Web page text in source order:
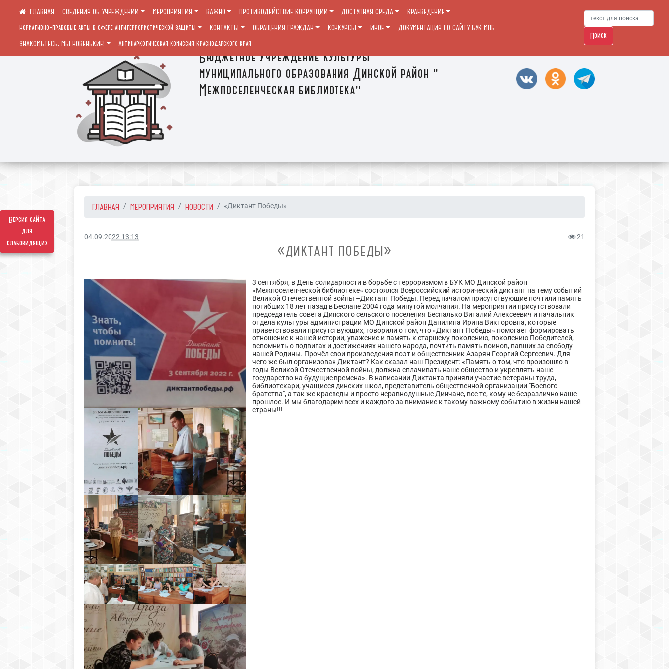
Версия сайта
для
слабовидящих
Бюджетное учреждение культуры
муниципального образования Динской район "
Межпоселенческая библиотека"
СВЕДЕНИЯ ОБ УЧРЕЖДЕНИИ МЕРОПРИЯТИЯ ВАЖНО ПРОТИВОДЕЙСТВИЕ КОРРУПЦИИ ДОСТУПНАЯ СРЕДА
КРАЕВЕДЕНИЕ
Нормативно-правовые акты в сфере антитеррористической защиты
КОНТАКТЫ ОБРАЩЕНИЯ ГРАЖДАН КОНКУРСЫ ИНОЕ
ДОКУМЕНТАЦИЯ ПО САЙТУ БУК МПБ
ЗНАКОМЬТЕСЬ, МЫ НОВЕНЬКИЕ!
Антинаркотическая комиссия Краснодарского края
Поиск
ГЛАВНАЯ МЕРОПРИЯТИЯ НОВОСТИ «Диктант Победы»
04.09.2022 13:13 21
«ДИКТАНТ ПОБЕДЫ»
3 сентября, в День солидарности в борьбе с терроризмом в БУК МО Динской район
«Межпоселенческой библиотеке» состоялся Всероссийский исторический диктант на тему событий
Великой Отечественной войны –Диктант Победы. Перед началом присутствующие почтили память
погибших 18 лет назад в Беслане 2004 года минутой молчания. На мероприятии присутствовали
председатель совета Динского сельского поселения Беспалько Виталий Алексеевич и начальник
отдела культуры администрации МО Динской район Данилина Ирина Викторовна, которые
приветствовали присутствующих, говорили о том, что «Диктант Победы» помогает формировать
отношение к нашей истории, уважение и память к старшему поколению, поколению Победителей,
вспомнить о подвигах и достижениях нашего народа, почтить память воинов, павших за свободу
нашей Родины. Прочёл свои произведения поэт и общественник Азарян Георгий Сергеевич. Для
чего же был организован Диктант? Как сказал наш Президент: «Память о том, что произошло в
годы Великой Отечественной войны, должна сплачивать наше общество и укреплять наше
государство на будущие времена». В написании Диктанта приняли участие ветераны труда,
библиотекари, учащиеся динских школ, представитель общественной организации "Боевого
братства", а так же краеведы и просто неравнодушные Динчане, все те, кому не безразлично наше
прошлое. И мы благодарим всех и каждого за внимание к такому важному событию в жизни нашей
страны!!!